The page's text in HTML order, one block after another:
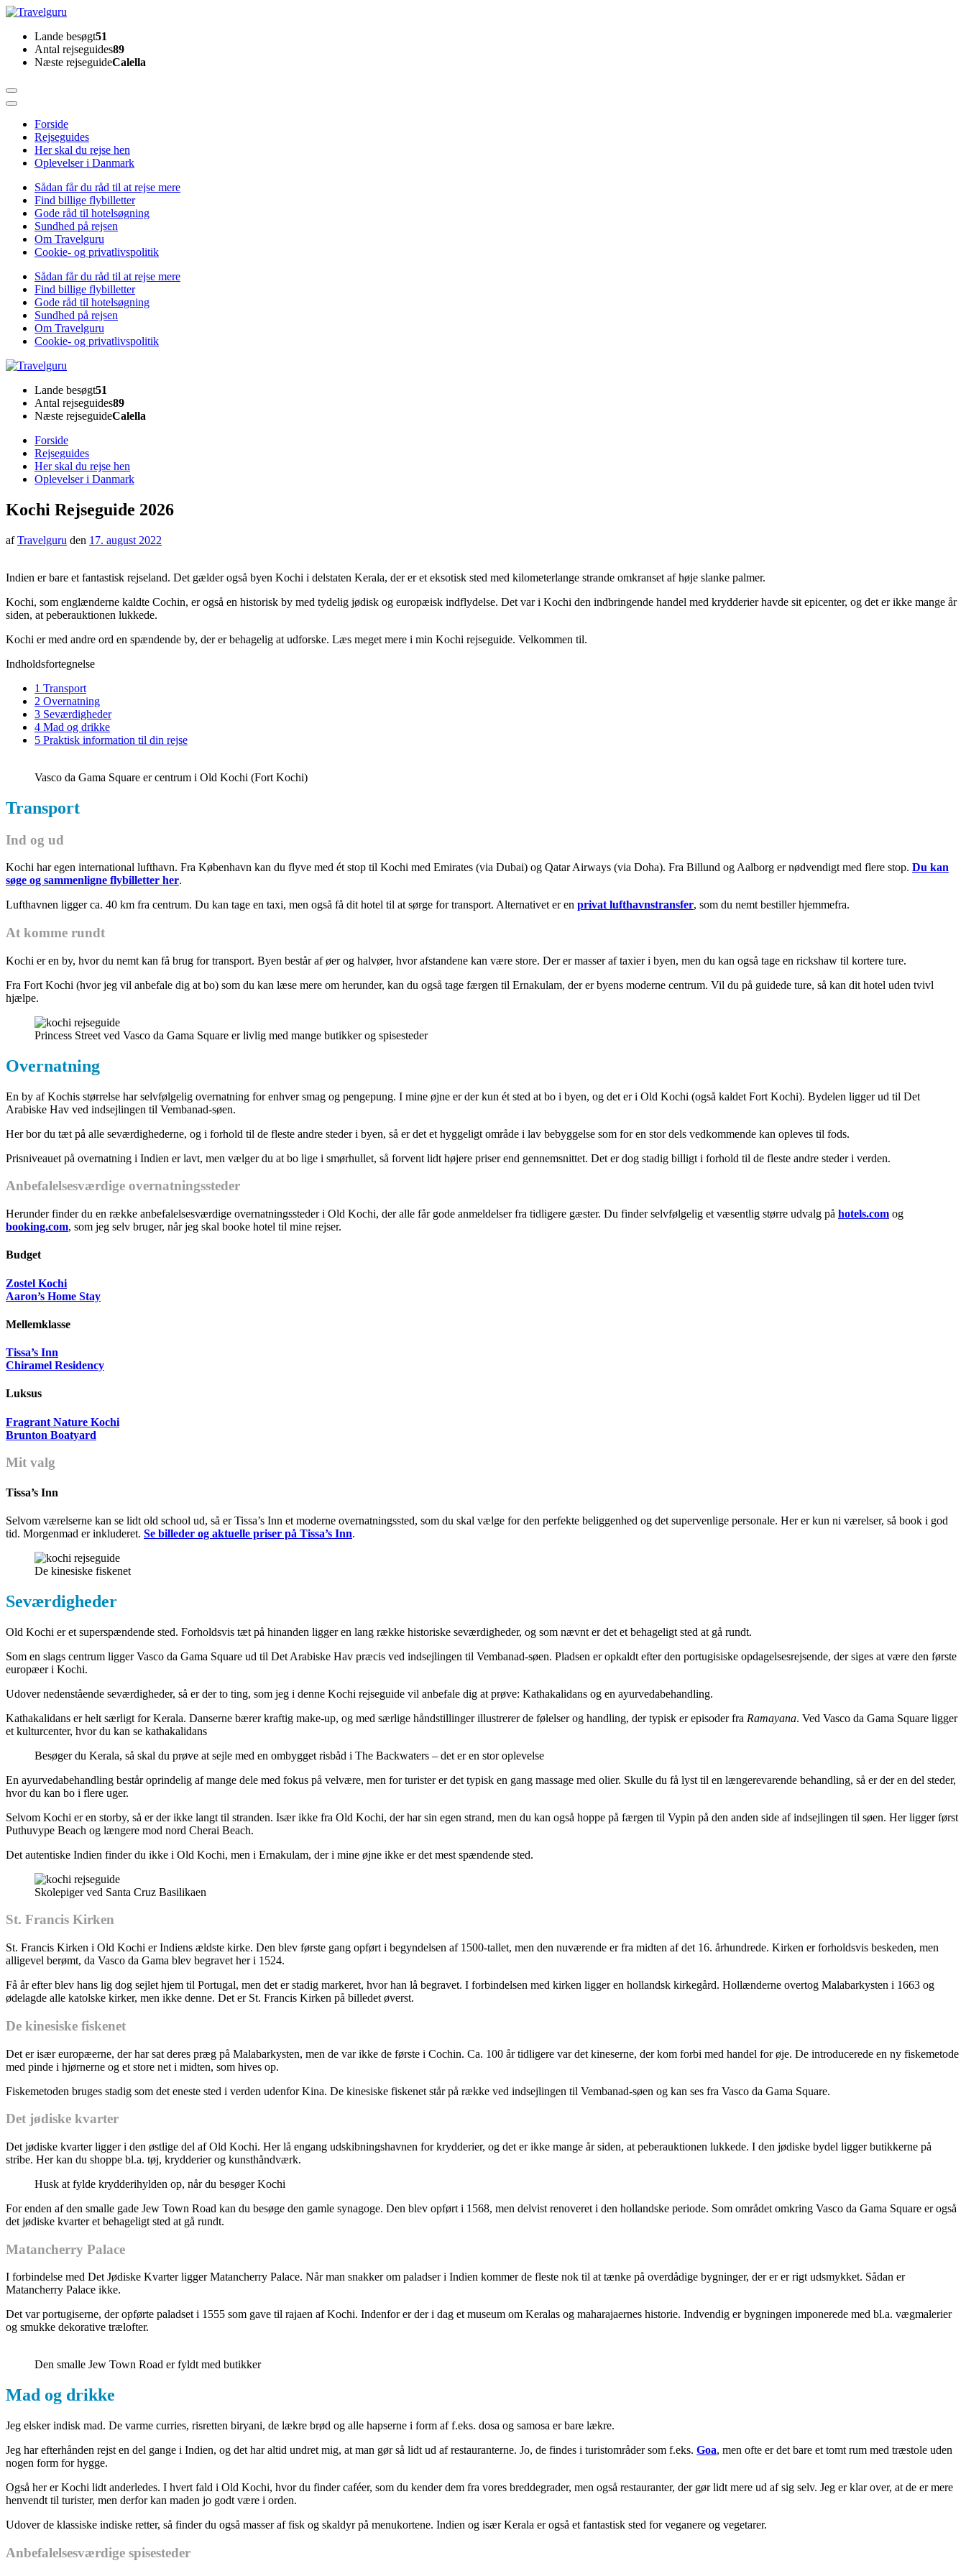
Skip
content
(Press
Enter)
TravelguruLande besøgt51
Antal rejseguides89
Næste rejseguideCalella
Forside
Rejseguides
Her skal du rejse hen
Oplevelser i Danmark
Sådan får du råd til at rejse mere
Find billige flybilletter
Gode råd til hotelsøgning
Sundhed på rejsen
Om Travelguru
Cookie- og privatlivspolitik
Sådan får du råd til at rejse mere
Find billige flybilletter
Gode råd til hotelsøgning
Sundhed på rejsen
Om Travelguru
Cookie- og privatlivspolitik
TravelguruLande besøgt51
Antal rejseguides89
Næste rejseguideCalella
Forside
Rejseguides
Her skal du rejse hen
Oplevelser i Danmark
Kochi Rejseguide 2026
afTravelguru den 17. august 2022
Indien er bare et fantastisk rejseland. Det gælder også byen Kochi i delstaten Kerala, der er et eksotisk sted med kilometerlange strande omkranset af høje slanke palmer.
Kochi, som englænderne kaldte Cochin, er også en historisk by med tydelig jødisk og europæisk indflydelse. Det var i Kochi den indbringende handel med krydderier havde sit epicenter, og det er ikke mange år
siden, at peberauktionen lukkede.
Kochi er med andre ord en spændende by, der er behagelig at udforske. Læs meget mere i min Kochi rejseguide. Velkommen til.
Indholdsfortegnelse
1 Transport
2 Overnatning
3 Seværdigheder
4 Mad og drikke
5 Praktisk information til din rejse
Vasco da Gama Square er centrum i Old Kochi (Fort Kochi)
Transport
Ind og ud
Kochi har egen international lufthavn. Fra København kan du flyve med ét stop til Kochi med Emirates (via Dubai) og Qatar Airways (via Doha). Fra Billund og Aalborg er nødvendigt med flere stop. Du kan
søge og sammenligne flybilletter her.
Lufthavnen ligger ca. 40 km fra centrum. Du kan tage en taxi, men også få dit hotel til at sørge for transport. Alternativet er en privat lufthavnstransfer, som du nemt bestiller hjemmefra.
At komme rundt
Kochi er en by, hvor du nemt kan få brug for transport. Byen består af øer og halvøer, hvor afstandene kan være store. Der er masser af taxier i byen, men du kan også tage en rickshaw til kortere ture.
Fra Fort Kochi (hvor jeg vil anbefale dig at bo) som du kan læse mere om herunder, kan du også tage færgen til Ernakulam, der er byens moderne centrum. Vil du på guidede ture, så kan dit hotel uden tvivl
hjælpe.
Princess Street ved Vasco da Gama Square er livlig med mange butikker og spisesteder
Overnatning
En by af Kochis størrelse har selvfølgelig overnatning for enhver smag og pengepung. I mine øjne er der kun ét sted at bo i byen, og det er i Old Kochi (også kaldet Fort Kochi). Bydelen ligger ud til Det
Arabiske Hav ved indsejlingen til Vembanad-søen.
Her bor du tæt på alle seværdighederne, og i forhold til de fleste andre steder i byen, så er det et hyggeligt område i lav bebyggelse som for en stor dels vedkommende kan opleves til fods.
Prisniveauet på overnatning i Indien er lavt, men vælger du at bo lige i smørhullet, så forvent lidt højere priser end gennemsnittet. Det er dog stadig billigt i forhold til de fleste andre steder i verden.
Anbefalelsesværdige overnatningssteder
Herunder finder du en række anbefalelsesværdige overnatningssteder i Old Kochi, der alle får gode anmeldelser fra tidligere gæster. Du finder selvfølgelig et væsentlig større udvalg på hotels.com og
booking.com, som jeg selv bruger, når jeg skal booke hotel til mine rejser.
Budget
Zostel Kochi
Aaron’s Home Stay
Mellemklasse
Tissa’s Inn
Chiramel Residency
Luksus
Fragrant Nature Kochi
Brunton Boatyard
Mit valg
Tissa’s Inn
Selvom værelserne kan se lidt old school ud, så er Tissa’s Inn et moderne overnatningssted, som du skal vælge for den perfekte beliggenhed og det supervenlige personale. Her er kun ni værelser, så book i god
tid. Morgenmad er inkluderet. Se billeder og aktuelle priser på Tissa’s Inn.
De kinesiske fiskenet
Seværdigheder
Old Kochi er et superspændende sted. Forholdsvis tæt på hinanden ligger en lang række historiske seværdigheder, og som nævnt er det et behageligt sted at gå rundt.
Som en slags centrum ligger Vasco da Gama Square ud til Det Arabiske Hav præcis ved indsejlingen til Vembanad-søen. Pladsen er opkaldt efter den portugisiske opdagelsesrejsende, der siges at være den første
europæer i Kochi.
Udover nedenstående seværdigheder, så er der to ting, som jeg i denne Kochi rejseguide vil anbefale dig at prøve: Kathakalidans og en ayurvedabehandling.
Kathakalidans er helt særligt for Kerala. Danserne bærer kraftig make-up, og med særlige håndstillinger illustrerer de følelser og handling, der typisk er episoder fra Ramayana. Ved Vasco da Gama Square ligger
et kulturcenter, hvor du kan se kathakalidans
Besøger du Kerala, så skal du prøve at sejle med en ombygget risbåd i The Backwaters – det er en stor oplevelse
En ayurvedabehandling består oprindelig af mange dele med fokus på velvære, men for turister er det typisk en gang massage med olier. Skulle du få lyst til en længerevarende behandling, så er der en del steder,
hvor du kan bo i flere uger.
Selvom Kochi er en storby, så er der ikke langt til stranden. Især ikke fra Old Kochi, der har sin egen strand, men du kan også hoppe på færgen til Vypin på den anden side af indsejlingen til søen. Her ligger først
Puthuvype Beach og længere mod nord Cherai Beach.
Det autentiske Indien finder du ikke i Old Kochi, men i Ernakulam, der i mine øjne ikke er det mest spændende sted.
Skolepiger ved Santa Cruz Basilikaen
St. Francis Kirken
St. Francis Kirken i Old Kochi er Indiens ældste kirke. Den blev første gang opført i begyndelsen af 1500-tallet, men den nuværende er fra midten af det 16. århundrede. Kirken er forholdsvis beskeden, men
alligevel berømt, da Vasco da Gama blev begravet her i 1524.
Få år efter blev hans lig dog sejlet hjem til Portugal, men det er stadig markeret, hvor han lå begravet. I forbindelsen med kirken ligger en hollandsk kirkegård. Hollænderne overtog Malabarkysten i 1663 og
ødelagde alle katolske kirker, men ikke denne. Det er St. Francis Kirken på billedet øverst.
De kinesiske fiskenet
Det er især europæerne, der har sat deres præg på Malabarkysten, men de var ikke de første i Cochin. Ca. 100 år tidligere var det kineserne, der kom forbi med handel for øje. De introducerede en ny fiskemetode
med pinde i hjørnerne og et store net i midten, som hives op.
Fiskemetoden bruges stadig som det eneste sted i verden udenfor Kina. De kinesiske fiskenet står på række ved indsejlingen til Vembanad-søen og kan ses fra Vasco da Gama Square.
Det jødiske kvarter
Det jødiske kvarter ligger i den østlige del af Old Kochi. Her lå engang udskibningshavnen for krydderier, og det er ikke mange år siden, at peberauktionen lukkede. I den jødiske bydel ligger butikkerne på
stribe. Her kan du shoppe bl.a. tøj, krydderier og kunsthåndværk.
Husk at fylde krydderihylden op, når du besøger Kochi
For enden af den smalle gade Jew Town Road kan du besøge den gamle synagoge. Den blev opført i 1568, men delvist renoveret i den hollandske periode. Som området omkring Vasco da Gama Square er også
det jødiske kvarter et behageligt sted at gå rundt.
Matancherry Palace
I forbindelse med Det Jødiske Kvarter ligger Matancherry Palace. Når man snakker om paladser i Indien kommer de fleste nok til at tænke på overdådige bygninger, der er er rigt udsmykket. Sådan er
Matancherry Palace ikke.
Det var portugiserne, der opførte paladset i 1555 som gave til rajaen af Kochi. Indenfor er der i dag et museum om Keralas og maharajaernes historie. Indvendig er bygningen imponerede med bl.a. vægmalerier
og smukke dekorative trælofter.
Den smalle Jew Town Road er fyldt med butikker
Mad og drikke
Jeg elsker indisk mad. De varme curries, risretten biryani, de lækre brød og alle hapserne i form af f.eks. dosa og samosa er bare lækre.
Jeg har efterhånden rejst en del gange i Indien, og det har altid undret mig, at man gør så lidt ud af restauranterne. Jo, de findes i turistområder som f.eks. Goa, men ofte er det bare et tomt rum med træstole uden
nogen form for hygge.
Også her er Kochi lidt anderledes. I hvert fald i Old Kochi, hvor du finder caféer, som du kender dem fra vores breddegrader, men også restauranter, der gør lidt mere ud af sig selv. Jeg er klar over, at de er mere
henvendt til turister, men derfor kan maden jo godt være i orden.
Udover de klassiske indiske retter, så finder du også masser af fisk og skaldyr på menukortene. Indien og især Kerala er også et fantastisk sted for veganere og vegetarer.
Anbefalelsesværdige spisesteder